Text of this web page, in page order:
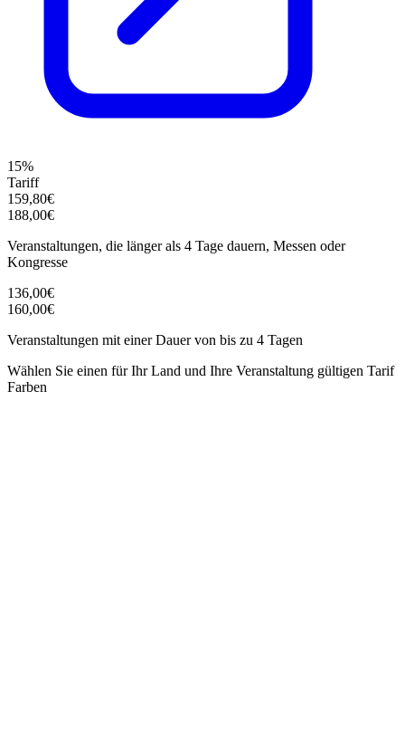
15%
Tariff
159,80€
188,00€
Veranstaltungen, die länger als 4 Tage dauern, Messen oder
Kongresse
136,00€
160,00€
Veranstaltungen mit einer Dauer von bis zu 4 Tagen
Wählen Sie einen für Ihr Land und Ihre Veranstaltung gültigen Tarif
Farben